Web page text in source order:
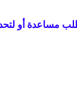
مساعدة أو